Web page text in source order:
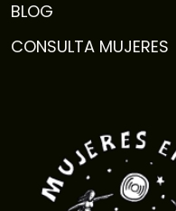
BLOG
CONSULTA MUJERES